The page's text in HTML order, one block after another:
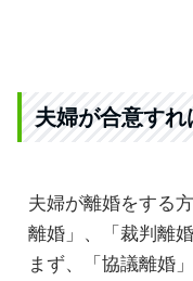
夫婦が合意す
夫婦が離婚をする
離婚」、「裁判離
まず、「協議離婚